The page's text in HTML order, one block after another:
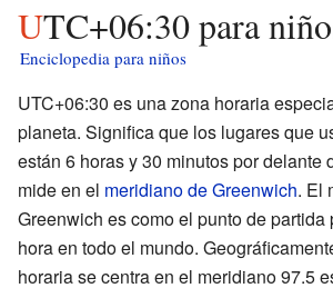
UTC+06:30 para
Enciclopedia para niños
UTC+06:30 es una zona horaria
planeta. Significa que los lugares que
están 6 horas y 30 minutos por delante
mide en el meridiano de Greenwich. El
Greenwich es como el punto de partida
hora en todo el mundo.
horaria se centra en el meridiano 97.5